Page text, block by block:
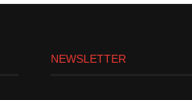
NEWSLETTER